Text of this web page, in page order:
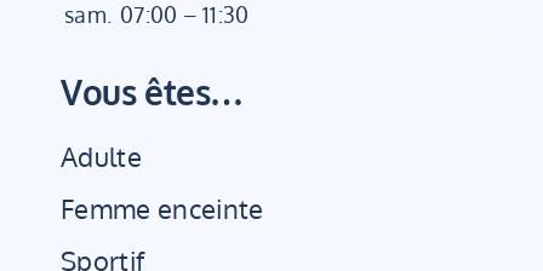
sam. 07:00 – 11:30
Vous êtes…
Adulte
Femme enceinte
Sportif